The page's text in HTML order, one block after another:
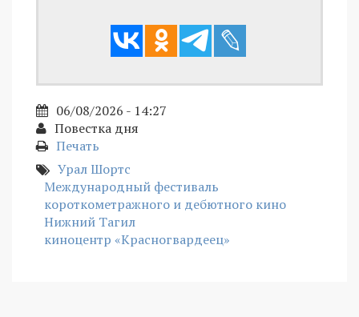
06/08/2026 - 14:27
Повестка дня
Печать
Урал Шортс
Международный фестиваль
короткометражного и дебютного кино
Нижний Тагил
киноцентр «Красногвардеец»